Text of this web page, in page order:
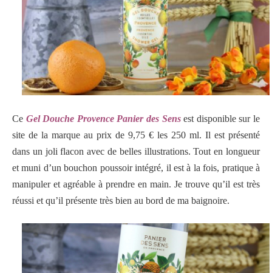
Ce Gel Douche Provence Panier des Sensest disponible sur le
site de la marque au prix de 9,75 € les 250 ml. Il est présenté
dans un joli flacon avec de belles illustrations.Tout en longueur
etmuni d’un bouchon poussoir intégré, il est à la fois, pratique à
manipuler et agréable à prendre en main. Je trouve qu’il est très
réussi et qu’il présente très bien au bord de ma baignoire.